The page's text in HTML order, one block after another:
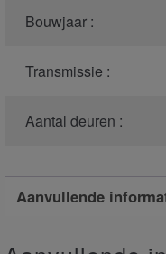
Bouwjaar :
Transmissie :
Aantal deuren :
Aanvullende